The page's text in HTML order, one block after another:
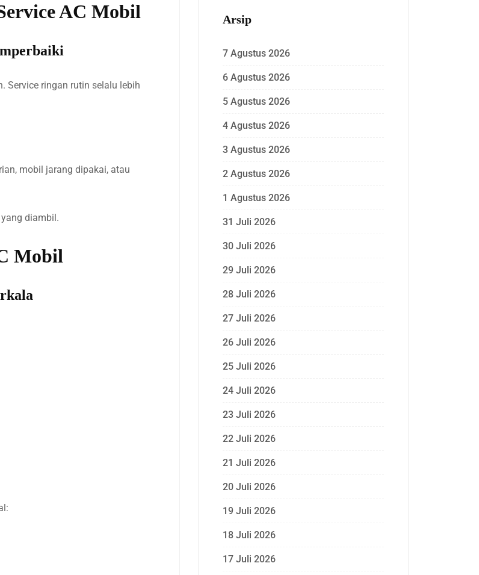
AC Mobil
Service ringan rutin selalu lebih
mobil jarang dipakai, atau
diambil.
Mobil
Arsip
7 Agustus 2026
6 Agustus 2026
5 Agustus 2026
4 Agustus 2026
3 Agustus 2026
2 Agustus 2026
1 Agustus 2026
31 Juli 2026
30 Juli 2026
29 Juli 2026
28 Juli 2026
27 Juli 2026
26 Juli 2026
25 Juli 2026
24 Juli 2026
23 Juli 2026
22 Juli 2026
21 Juli 2026
20 Juli 2026
19 Juli 2026
18 Juli 2026
17 Juli 2026